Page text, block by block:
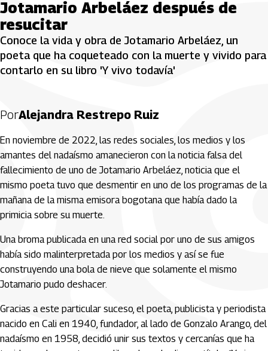
Jotamario Arbeláez después de
resucitar
Conoce la vida y obra de Jotamario Arbeláez, un
poeta que ha coqueteado con la muerte y vivido para
contarlo en su libro 'Y vivo todavía'
PorAlejandra Restrepo Ruiz
En noviembre de 2022, las redes sociales, los medios y los
amantes del nadaísmo amanecieron con la noticia falsa del
fallecimiento de uno de Jotamario Arbeláez, noticia que el
mismo poeta tuvo que desmentir en uno de los programas de la
mañana de la misma emisora bogotana que había dado la
primicia sobre su muerte.
Una broma publicada en una red social por uno de sus amigos
había sido malinterpretada por los medios y así se fue
construyendo una bola de nieve que solamente el mismo
Jotamario pudo deshacer.
Gracias a este particular suceso, el poeta, publicista y periodista
nacido en Cali en 1940, fundador, al lado de Gonzalo Arango, del
nadaísmo en 1958, decidió unir sus textos y cercanías que ha